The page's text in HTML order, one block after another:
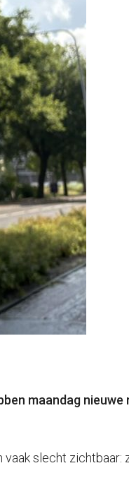
maandag
slecht